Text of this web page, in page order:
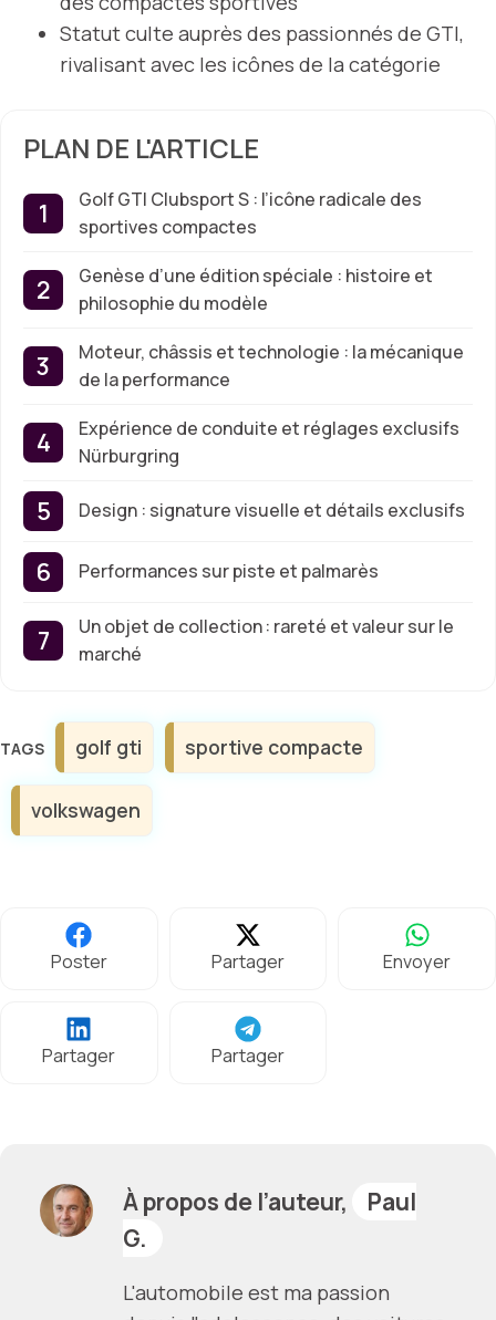
Statut culte auprès des passionnés de GTI,
rivalisant avec les icônes de la catégorie
PLAN DE L'ARTICLE
Golf GTI Clubsport S : l’icône radicale des
sportives compactes
Genèse d’une édition spéciale : histoire et
philosophie du modèle
Moteur, châssis et technologie : la mécanique
de la performance
Expérience de conduite et réglages exclusifs
Nürburgring
Design : signature visuelle et détails exclusifs
Performances sur piste et palmarès
Un objet de collection : rareté et valeur sur le
marché
Étiquettes
golf gti sportive compacte
volkswagen
Poster Partager Envoyer
Partager Partager
À propos de l’auteur,
Paul
G.
L'automobile est ma passion